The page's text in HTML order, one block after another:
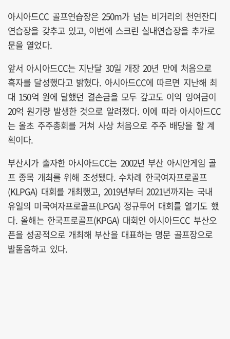
아시아드CC 골프연습장은 250m가 넘는 비거리의 천연잔디
연습장을 갖추고 있고, 이번에 스크린 실내연습장을 추가로
문을 열었다.
앞서 아시아드CC는 지난달 30일 개장 20년 만에 처음으로
흑자를 달성했다고 밝혔다. 아시아드CC에 따르면 지난해 최
대 150억 원에 달했던 결손금을 모두 갚고도 이익 잉여금이
20억 원가량 발생한 것으로 알려졌다. 이에 따라 아시아드CC
는 올초 주주총회를 거쳐 사상 처음으로 주주 배당을 할 계
획이다.
부산시가 출자한 아시아드CC는 2002년 부산 아시안게임 골
프 종목 개최를 위해 조성됐다. 수차례 한국여자프로골프
(KLPGA) 대회를 개최했고, 2019년부터 2021년까지는 국내
유일의 미국여자프로골프(LPGA) 정규투어 대회를 열기도 했
다. 올해는 한국프로골프(KPGA) 대회인 아시아드CC 부산오
픈을 성공적으로 개최해 부산을 대표하는 명문 골프장으로
발돋움하고 있다.